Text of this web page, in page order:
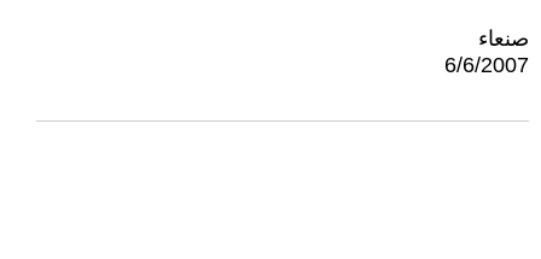
صنعاء
6/6/2007